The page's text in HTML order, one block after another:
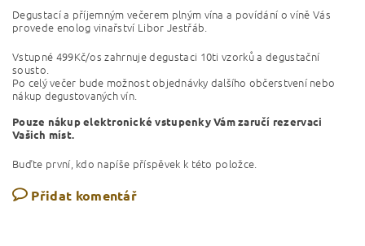
Degustací a příjemným večerem plným vína a povídání o víně Vás
provede enolog vinařství Libor Jestřáb.
Vstupné 499Kč/os zahrnuje degustaci 10ti vzorků a degustační
sousto.
Po celý večer bude možnost objednávky dalšího občerstvení nebo
nákup degustovaných vín.
Pouze nákup elektronické vstupenky Vám zaručí rezervaci
Vašich míst.
Buďte první, kdo napíše příspěvek k této položce.
Přidat komentář